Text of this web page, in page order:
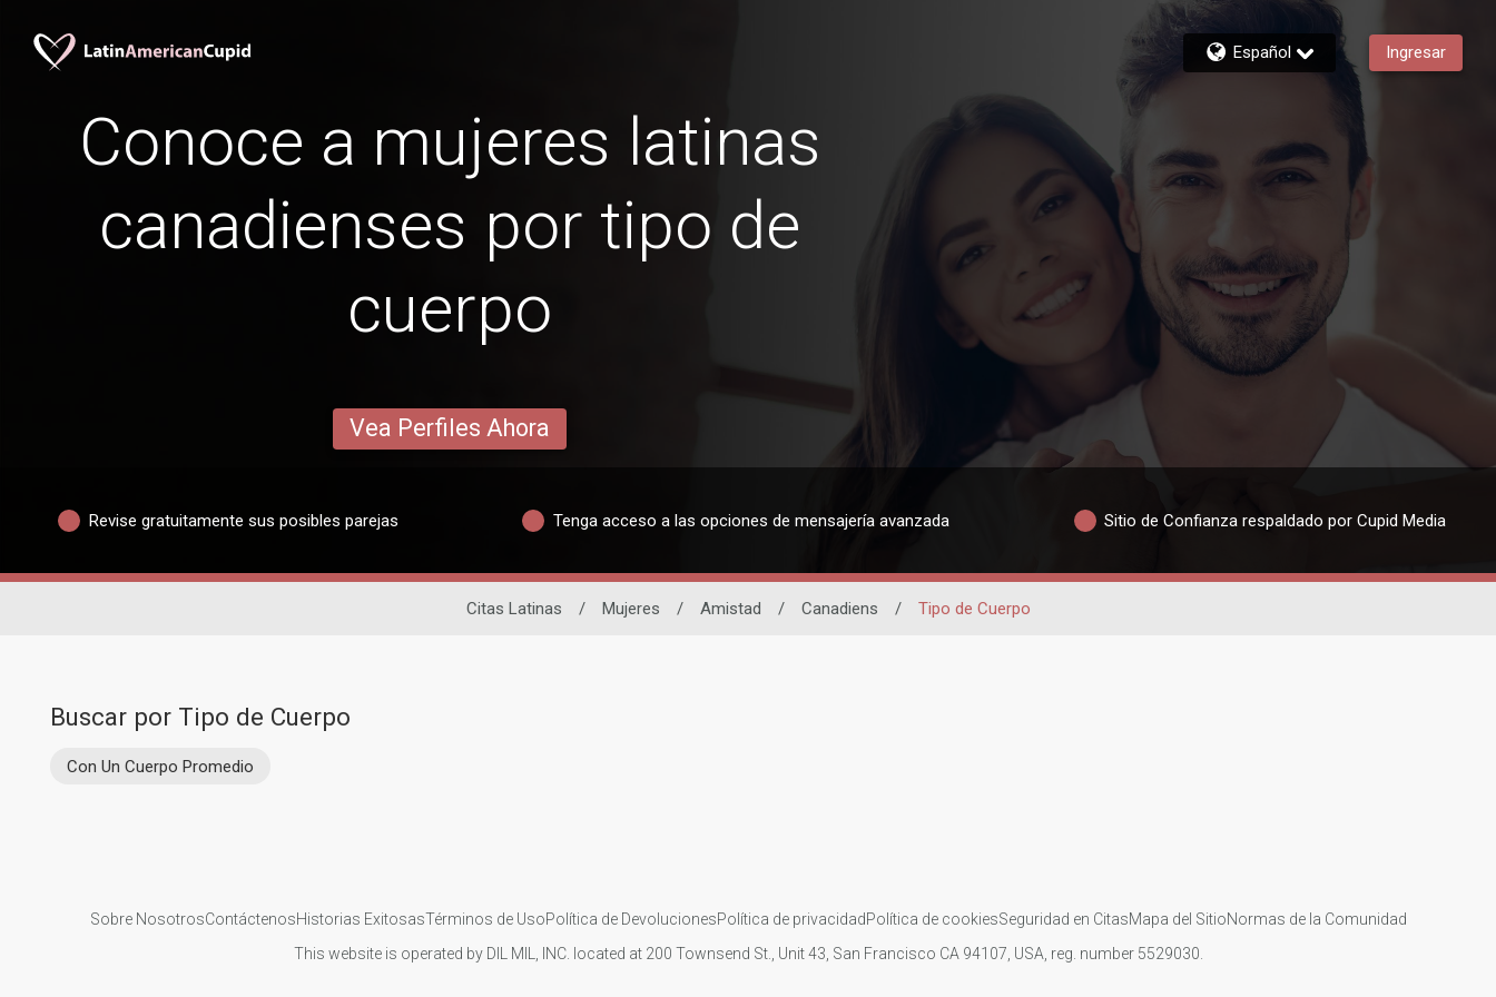
Español Ingresar
Conoce a mujeres latinas
canadienses por tipo de
cuerpo
Vea Perfiles Ahora
Revise gratuitamente sus posibles parejas Tenga acceso a las opciones de mensajería avanzada Sitio de Confianza respaldado por Cupid Media
Citas Latinas / Mujeres / Amistad / Canadiens / Tipo de Cuerpo
Buscar por Tipo de Cuerpo
Con Un Cuerpo Promedio
Sobre NosotrosContáctenosHistorias ExitosasTérminos de UsoPolítica de DevolucionesPolítica de privacidadPolítica de cookiesSeguridad en CitasMapa del SitioNormas de la Comunidad
This website is operated by DIL MIL, INC. located at 200 Townsend St., Unit 43, San Francisco CA 94107, USA, reg. number 5529030.